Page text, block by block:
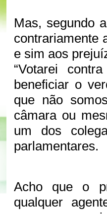
Mas, segundo
contrariamente
e sim aos
“Votarei
beneficiar o
que não
câmara ou
um dos
parlamentares.
Acho que o
qualquer